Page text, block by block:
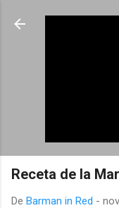
Ir
Receta de la
De Barman in Red -